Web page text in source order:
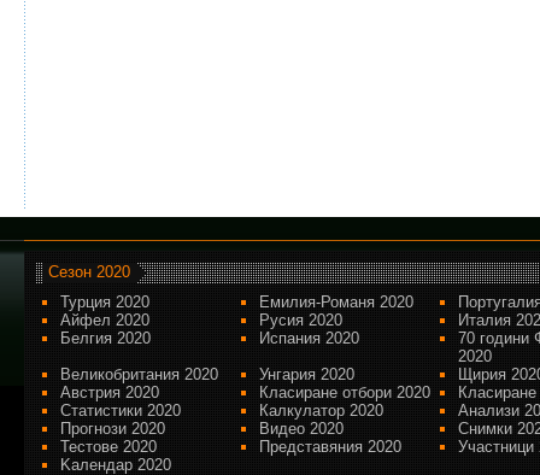
Сезон 2020
Турция 2020
Емилия-Романя 2020
Айфел 2020
Русия 2020
Италия
Белгия 2020
Испания 2020
70 години
2020
Великобритания 2020
Унгария 2020
Щирия
Австрия 2020
Класиране отбори 2020
Статистики 2020
Калкулатор 2020
Анализи
Прогнози 2020
Видео 2020
Снимки
Тестове 2020
Представяния 2020
Участници
Kалендар 2020